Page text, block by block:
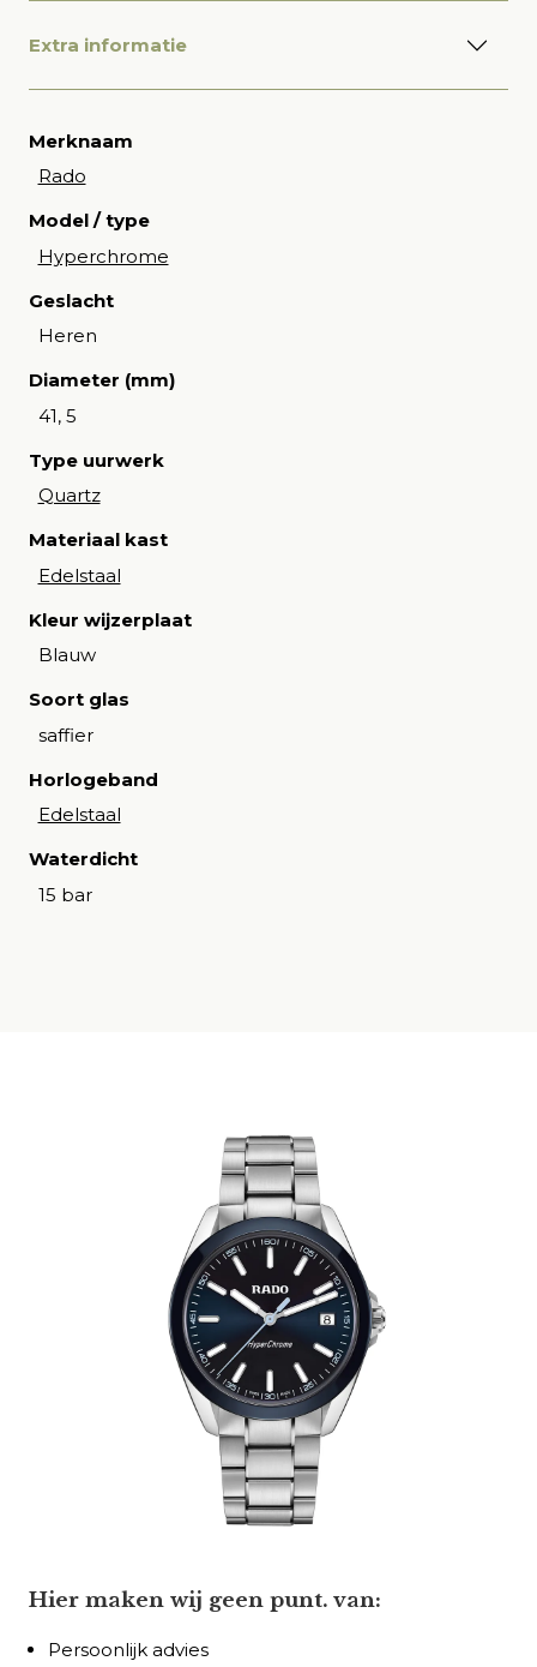
Extra informatie
Merknaam
Rado
Model / type
Hyperchrome
Geslacht
Heren
Diameter (mm)
41, 5
Type uurwerk
Quartz
Materiaal kast
Edelstaal
Kleur wijzerplaat
Blauw
Soort glas
saffier
Horlogeband
Edelstaal
Waterdicht
15 bar
Hier maken wij geen punt. van:
Persoonlijk advies